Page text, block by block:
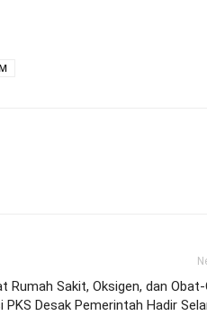
Rumah Sakit, Oksigen, dan
PKS Desak Pemerintah Hadir